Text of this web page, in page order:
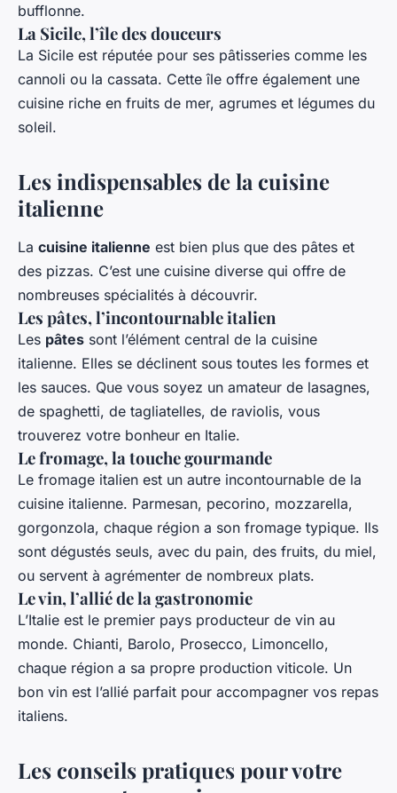
bufflonne.
La Sicile, l’île des douceurs
La Sicile est réputée pour ses pâtisseries comme les
cannoli ou la cassata. Cette île offre également une
cuisine riche en fruits de mer, agrumes et légumes du
soleil.
Les indispensables de la cuisine
italienne
La cuisine italienne est bien plus que des pâtes et
des pizzas. C’est une cuisine diverse qui offre de
nombreuses spécialités à découvrir.
Les pâtes, l’incontournable italien
Les pâtes sont l’élément central de la cuisine
italienne. Elles se déclinent sous toutes les formes et
les sauces. Que vous soyez un amateur de lasagnes,
de spaghetti, de tagliatelles, de raviolis, vous
trouverez votre bonheur en Italie.
Le fromage, la touche gourmande
Le fromage italien est un autre incontournable de la
cuisine italienne. Parmesan, pecorino, mozzarella,
gorgonzola, chaque région a son fromage typique. Ils
sont dégustés seuls, avec du pain, des fruits, du miel,
ou servent à agrémenter de nombreux plats.
Le vin, l’allié de la gastronomie
L’Italie est le premier pays producteur de vin au
monde. Chianti, Barolo, Prosecco, Limoncello,
chaque région a sa propre production viticole. Un
bon vin est l’allié parfait pour accompagner vos repas
italiens.
Les conseils pratiques pour votre